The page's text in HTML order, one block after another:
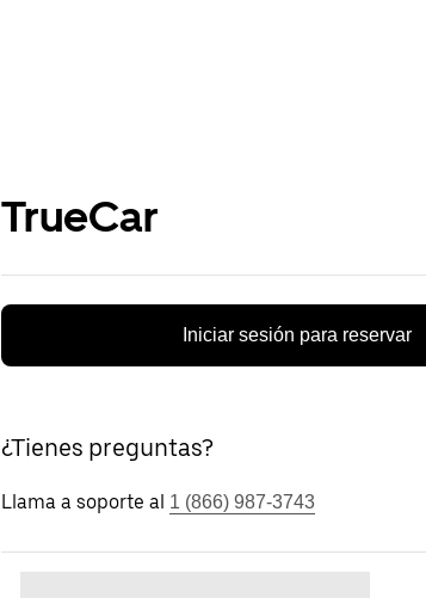
TrueCar
Iniciar sesión para reservar
¿Tienes preguntas?
Llama a soporte al 1 (866) 987-3743